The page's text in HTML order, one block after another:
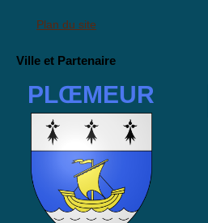
Plan du site
Ville et Partenaire
PLŒMEUR